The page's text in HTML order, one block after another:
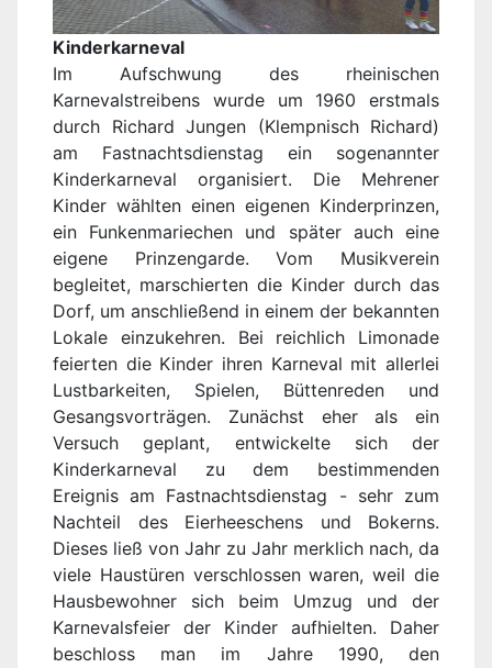
Kinderkarneval
Im Aufschwung des rheinischen
Karnevalstreibens wurde um 1960 erstmals
durch Richard Jungen (Klempnisch Richard)
am Fastnachtsdienstag ein sogenannter
Kinderkarneval organisiert. Die Mehrener
Kinder wählten einen eigenen Kinderprinzen,
ein Funkenmariechen und später auch eine
eigene Prinzengarde. Vom Musikverein
begleitet, marschierten die Kinder durch das
Dorf, um anschließend in einem der bekannten
Lokale einzukehren. Bei reichlich Limonade
feierten die Kinder ihren Karneval mit allerlei
Lustbarkeiten, Spielen, Büttenreden und
Gesangsvorträgen. Zunächst eher als ein
Versuch geplant, entwickelte sich der
Kinderkarneval zu dem bestimmenden
Ereignis am Fastnachtsdienstag - sehr zum
Nachteil des Eierheeschens und Bokerns.
Dieses ließ von Jahr zu Jahr merklich nach, da
viele Haustüren verschlossen waren, weil die
Hausbewohner sich beim Umzug und der
Karnevalsfeier der Kinder aufhielten. Daher
beschloss man im Jahre 1990, den